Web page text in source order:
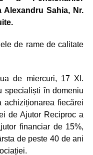
Alexandru Sahia, Nr.
de rame de calitate
de miercuri, 17 XI.
specialiști în domeniu
fiecărei
de Ajutor Reciproc a
financiar de 15%,
de peste 40 de ani